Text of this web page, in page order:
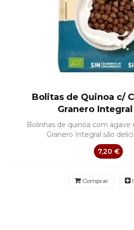
Bolitas de Quinoa c/
Granero
Bolinhas de quinoa com agave
Granero Integral são
7,20 €
Comprar